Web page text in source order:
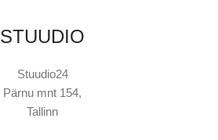
STUUDIO
Stuudio24
Pärnu mnt 154,
Tallinn